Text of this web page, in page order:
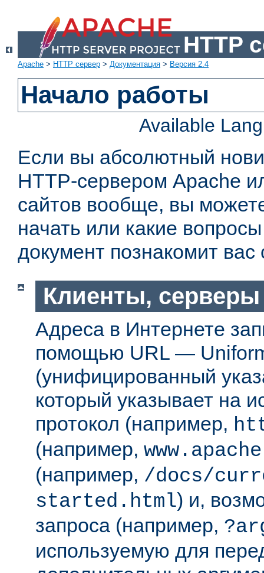
HTTP
Apache > HTTP сервер > Документация > Версия 2.4
Начало работы
Available
Если вы абсолютный
HTTP-сервером Apache
сайтов вообще, вы
начать или какие
документ познакомит вас
Клиенты, серверы
Адреса в Интернете
помощью URL —
(унифицированный
который указывает на
протокол (например,
(например,
(например, /docs/
started.html) и,
запроса (например,
используемую для